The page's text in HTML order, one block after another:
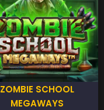
ZOMBIE SCHOOL
MEGAWAYS